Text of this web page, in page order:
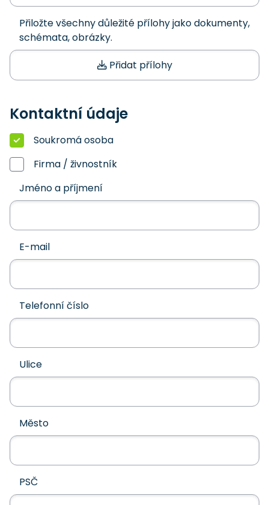
Přiložte všechny důležité přílohy jako dokumenty,
schémata, obrázky.
Přidat přílohy
Kontaktní údaje
Soukromá osoba
Firma / živnostník
Jméno a příjmení
E-mail
Telefonní číslo
Ulice
Město
PSČ